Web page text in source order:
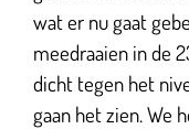
wat er nu gaat
meedraaien in de
dicht tegen het
gaan het zien. We